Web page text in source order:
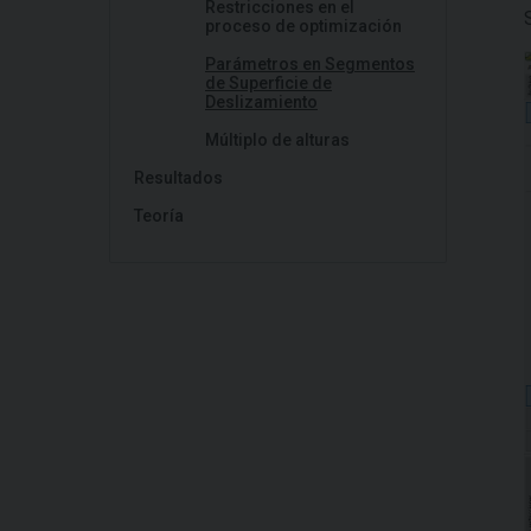
Restricciones en el
proceso de optimización
Parámetros en Segmentos
de Superficie de
Deslizamiento
Múltiplo de alturas
Resultados
Teoría